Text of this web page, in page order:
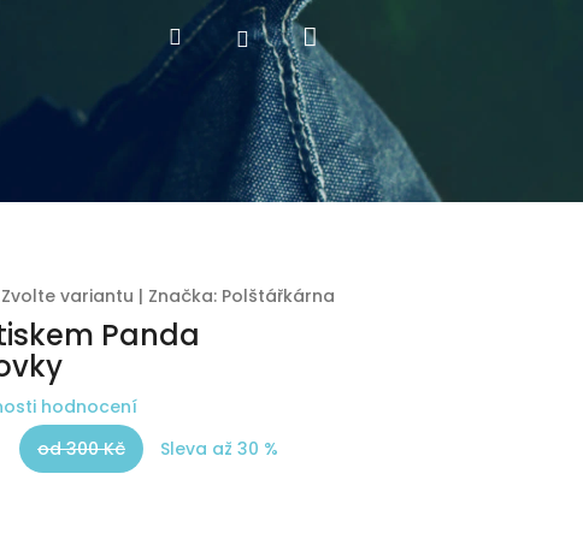
HledatPřihlášeníNákupní
košík
Zvolte variantu | Značka: Polštářkárna
Panda
hodnocení
od 300 Kč
Sleva až 30 %